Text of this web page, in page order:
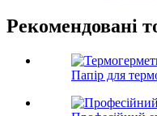
Рекомендовані
Папір для